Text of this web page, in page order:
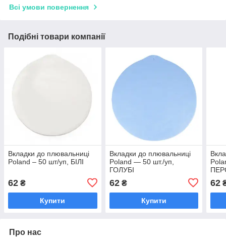
Всі умови повернення
Подібні товари компанії
Вкладки до плювальниці
Poland – 50 шт/уп, БІЛІ
62 ₴
Купити
Вкладки до плювальниці
Poland — 50 шт./уп,
ГОЛУБІ
62₴
Купити
62
Про нас